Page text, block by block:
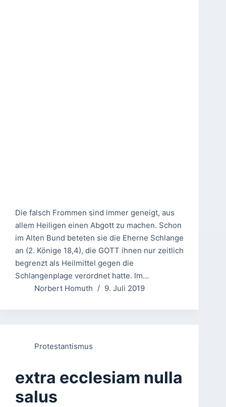
Die falsch Frommen sind immer geneigt, aus
allem Heiligen einen Abgott zu machen. Schon
im Alten Bund beteten sie die Eherne Schlange
an (2. Könige 18,4), die GOTT ihnen nur zeitlich
begrenzt als Heilmittel gegen die
Schlangenplage verordnet hatte. Im…
Norbert Homuth
9. Juli 2019
Protestantismus
extra ecclesiam nulla
salus